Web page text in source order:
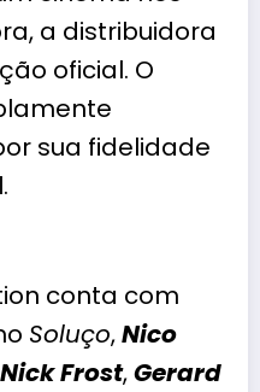
a distribuidora
oficial. O
sua fidelidade
conta com
Soluço,Nico
Nick Frost,Gerard